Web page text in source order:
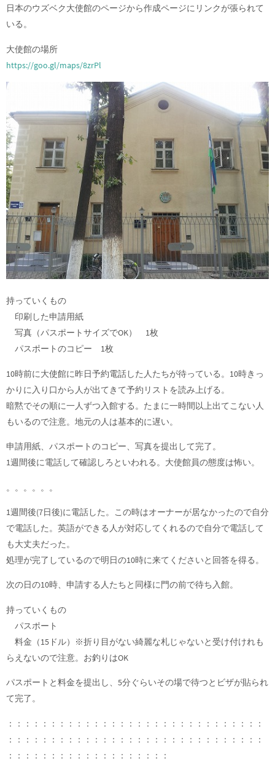
日本のウズベク大使館のページから作成ページにリンクが張られて
いる。
大使館の場所
https://goo.gl/maps/8zrPl
持っていくもの
印刷した申請用紙
写真（パスポートサイズでOK） 1枚
パスポートのコピー 1枚
10時前に大使館に昨日予約電話した人たちが待っている。10時きっ
かりに入り口から人が出てきて予約リストを読み上げる。
暗黙でその順に一人ずつ入館する。たまに一時間以上出てこない人
もいるので注意。地元の人は基本的に遅い。
申請用紙、パスポートのコピー、写真を提出して完了。
1週間後に電話して確認しろといわれる。大使館員の態度は怖い。
。。。。。。
1週間後(7日後)に電話した。この時はオーナーが居なかったので自分
で電話した。英語ができる人が対応してくれるので自分で電話して
も大丈夫だった。
処理が完了しているので明日の10時に来てくださいと回答を得る。
次の日の10時、申請する人たちと同様に門の前で待ち入館。
持っていくもの
パスポート
料金（15ドル）※折り目がない綺麗な札じゃないと受け付けれも
らえないので注意。お釣りはOK
パスポートと料金を提出し、5分ぐらいその場で待つとビザが貼られ
て完了。
：：：：：：：：：：：：：：：：：：：：：：：：：：：：：：
：：：：：：：：：：：：：：：：：：：：：：：：：：：：：：
：：：：：：：：：：：：：：：：：：：